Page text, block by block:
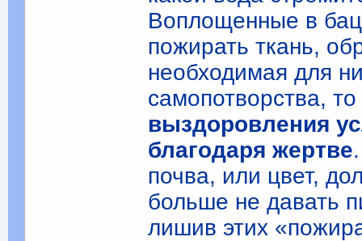
Воплощенные в
пожирать ткань,
необходимая для
самопотворства,
выздоровления
благодаря жертве
почва, или цвет,
больше не давать
лишив этих